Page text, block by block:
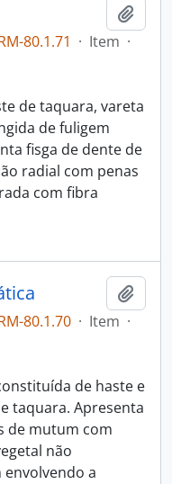
80.1.71 · Item ·
de taquara, vareta
de fuligem
fisga de dente de
radial com penas
com fibra
80.1.70 · Item ·
de haste e
taquara. Apresenta
de mutum com
não
a